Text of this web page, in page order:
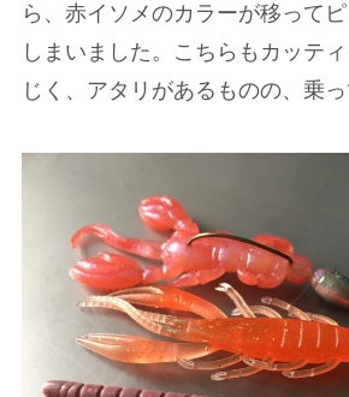
ら、赤イソメのカラーが移って
しまいました。こちらもカッテ
じく、アタリがあるものの、乗っ